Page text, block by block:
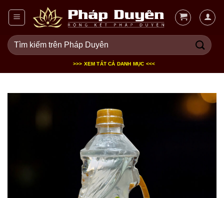
dung
Tìm
kiếm:
>>> XEM TẤT CẢ DANH MỤC <<<